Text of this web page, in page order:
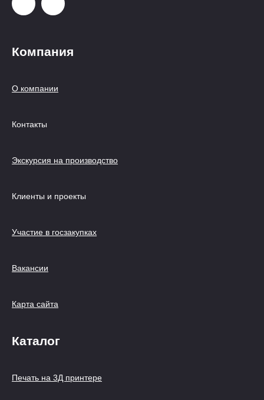
Компания
О компании
Контакты
Экскурсия на производство
Клиенты и проекты
Участие в госзакупках
Вакансии
Карта сайта
Каталог
Печать на 3Д принтере